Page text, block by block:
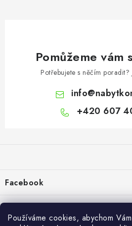
Používáme cookies, abychom
Pomůžeme vám
Potřebujete s něčím poradit?
info@
+420 607
a
í
Facebook